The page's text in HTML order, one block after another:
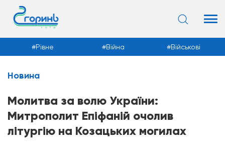
Новини
Рівне Війна Військові
Новина
Молитва за волю України:
Митрополит Епіфаній очолив
літургію на Козацьких могилах